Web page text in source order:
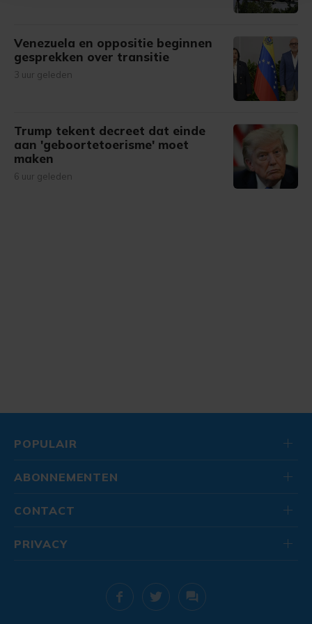
gemaakte keuze altijd wijzigen of intrekken.
Venezuela en oppositie beginnen
gesprekken over transitie
3 uur geleden
Trump tekent decreet dat einde
aan 'geboortetoerisme' moet
maken
6 uur geleden
POPULAIR
ABONNEMENTEN
CONTACT
PRIVACY